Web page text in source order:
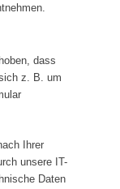
dass
z. B. um
Ihrer
unsere IT-
Daten